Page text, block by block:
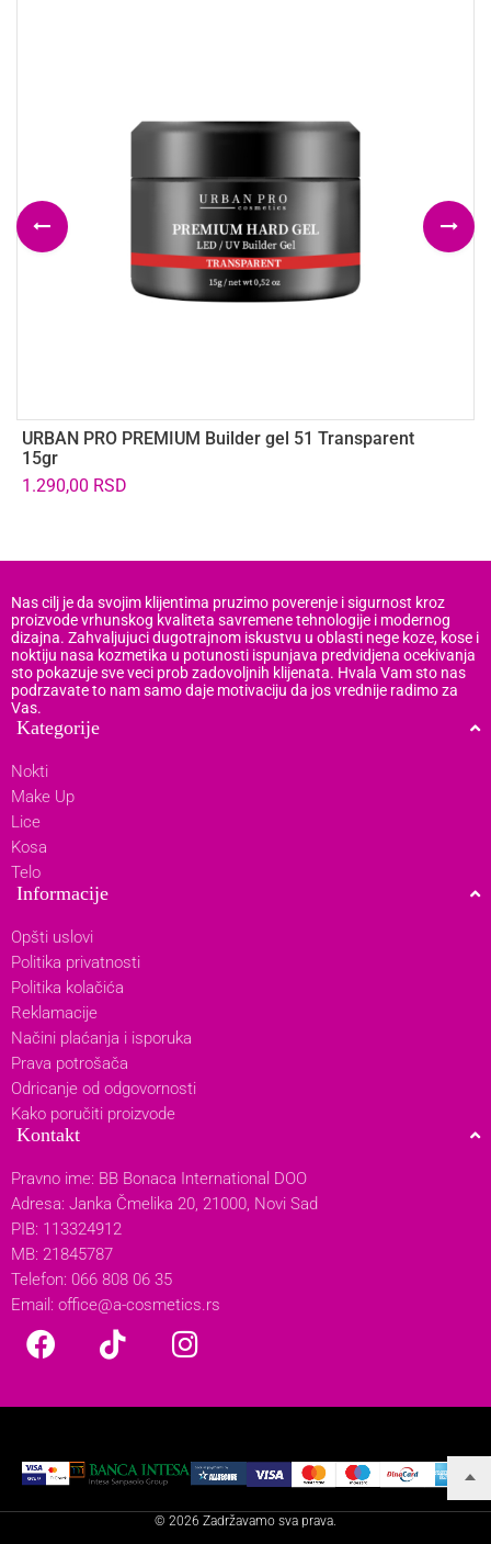
URBAN PRO PREMIUM Builder gel 51 Transparent
15gr
1.290,00 RSD
Nas cilj je da svojim klijentima pruzimo poverenje i sigurnost kroz
proizvode vrhunskog kvaliteta savremene tehnologije i modernog
dizajna. Zahvaljujuci dugotrajnom iskustvu u oblasti nege koze, kose i
noktiju nasa kozmetika u potunosti ispunjava predvidjena ocekivanja
sto pokazuje sve veci prob zadovoljnih klijenata. Hvala Vam sto nas
podrzavate to nam samo daje motivaciju da jos vrednije radimo za
Vas.
Kategorije
Nokti
Make Up
Lice
Kosa
Telo
Informacije
Opšti uslovi
Politika privatnosti
Politika kolačića
Reklamacije
Načini plaćanja i isporuka
Prava potrošača
Odricanje od odgovornosti
Kako poručiti proizvode
Kontakt
Pravno ime: BB Bonaca International DOO
Adresa: Janka Čmelika 20, 21000, Novi Sad
PIB: 113324912
MB: 21845787
Telefon: 066 808 06 35
Email: office@a-cosmetics.rs
© 2026 Zadržavamo sva prava.